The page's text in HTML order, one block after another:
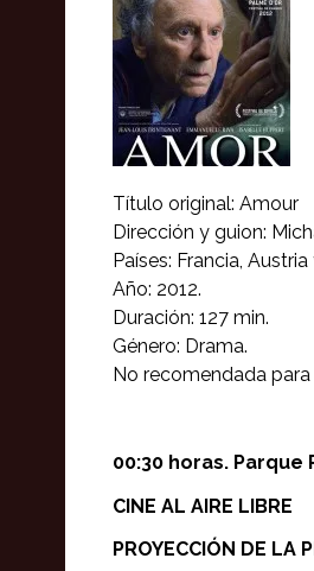
Título original: Amour
Dirección y guion:
Países: Francia,
Año: 2012.
Duración: 127 min.
Género: Drama.
No recomendada
00:30 horas. Parque
CINE AL AIRE LIBRE
PROYECCIÓN DE LA